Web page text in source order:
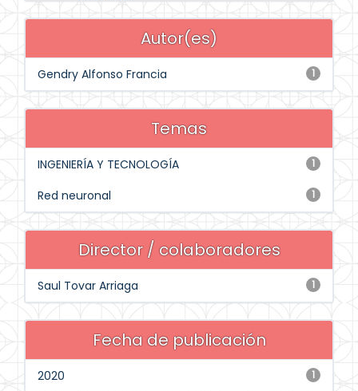
Autor(es)
1
Gendry Alfonso Francia
Temas
1
INGENIERÍA Y TECNOLOGÍA
1
Red neuronal
Director / colaboradores
1
Saul Tovar Arriaga
Fecha de publicación
1
2020